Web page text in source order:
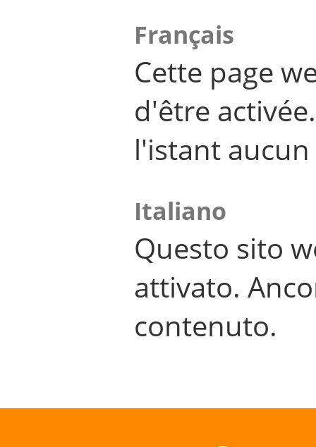
Français
Cette page
d'être
l'istant
Italiano
Questo sito
attivato.
contenuto.